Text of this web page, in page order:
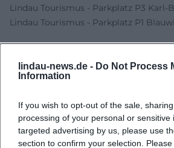
lindau-news.de - Do Not Process
Information
If you wish to opt-out of the sale,
processing of your personal or sensitive
targeted advertising by us, please use
section to confirm your selection.
Lindau Tourismus - Parkplatz P3 Karl-
Lindau Tourismus - Parkplatz P1